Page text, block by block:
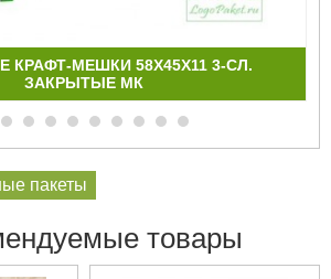
МЕШКИ 58Х45Х11 3-СЛ.
ЗАКРЫТЫЕ МК
пакеты
товары